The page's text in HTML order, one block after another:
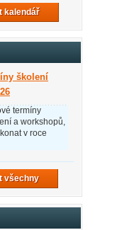
kalendář
školení
termíny
a workshopů,
v roce
všechny